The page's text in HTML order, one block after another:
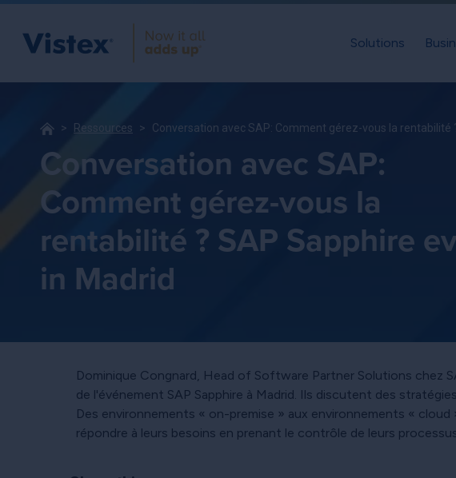
Solutions
Ressources Conversation avec SAP: Comment gérez-vous la rentabilité
Conversation avec SAP:
Comment gérez-vous la
rentabilité ? SAP Sapphire
in Madrid
Dominique Congnard, Head of Software Partner Solutions chez
de l'événement SAP Sapphire à Madrid. Ils discutent des
Des environnements « on-premise » aux environnements «
répondre à leurs besoins en prenant le contrôle de leurs